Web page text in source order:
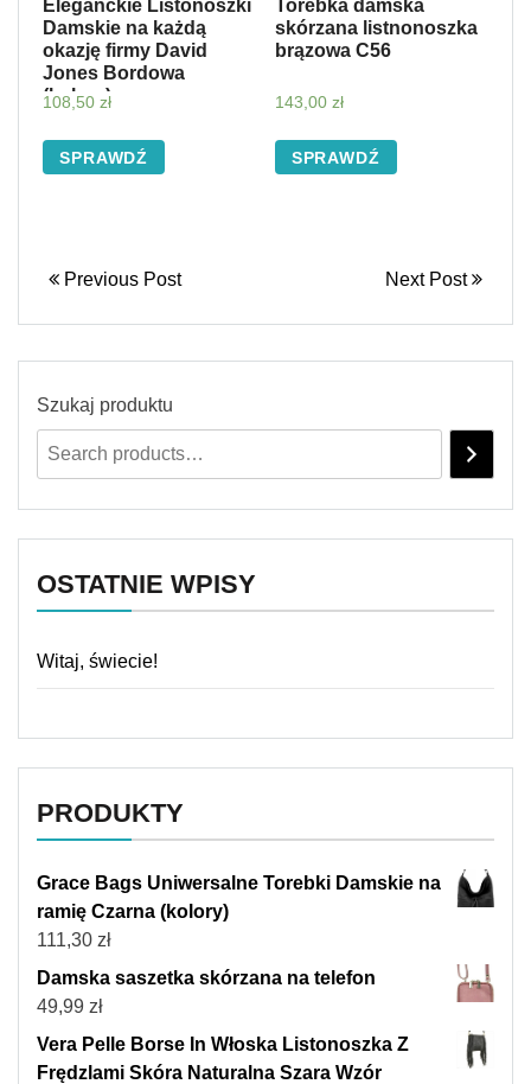
Eleganckie Listonoszki
Damskie na każdą
okazję firmy David
Jones Bordowa
(kolory)
108,50 zł
SPRAWDŹ
Torebka damska
skórzana listnonoszka
brązowa C56
143,00 zł
SPRAWDŹ
Previous Post Next Post
Szukaj produktu
OSTATNIE WPISY
Witaj, świecie!
PRODUKTY
Grace Bags Uniwersalne Torebki Damskie na
ramię Czarna (kolory)
111,30 zł
Damska saszetka skórzana na telefon
49,99 zł
Vera Pelle Borse In Włoska Listonoszka Z
Frędzlami Skóra Naturalna Szara Wzór